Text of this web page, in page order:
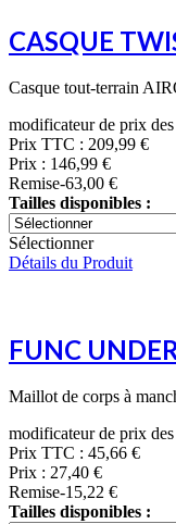
CASQUE
Casque tout-terrain
modificateur de prix
Prix TTC : 209,99 €
Prix : 146,99 €
Remise-63,00 €
Tailles disponibles :
Sélectionner
Détails du Produit
FUNC
Maillot de corps à
modificateur de prix
Prix TTC : 45,66 €
Prix : 27,40 €
Remise-15,22 €
Tailles disponibles :